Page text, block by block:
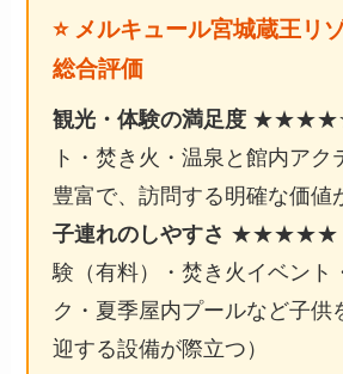
⭐ メルキュール宮城蔵王リ
総合評価
観光・体験の満足度 ★★★★☆
ト・焚き火・温泉と館内アク
豊富で、訪問する明確な価値
子連れのしやすさ ★★★★★（
験（有料）・焚き火イベント
ク・夏季屋内プールなど子供
迎する設備が際立つ）